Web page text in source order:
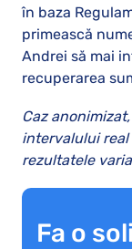
în baza
primească
Andrei să mai
recuperarea
Caz
intervalului real
rezultatele
Fa o